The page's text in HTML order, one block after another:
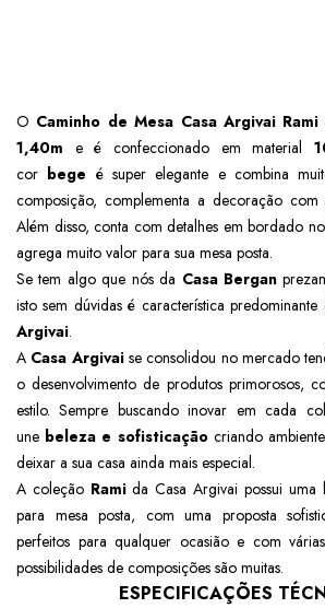
O Caminho de Mesa Casa Argivai
1,40m e é confeccionado em material
cor bege é super elegante e combina
composição, complementa a decoração com
Além disso, conta com detalhes em bordado
agrega muito valor para sua mesa posta.
Se tem algo que nós da Casa Bergan
isto sem dúvidas é característica
Argivai.
A Casa Argivaise consolidou no mercado
o desenvolvimento de produtos primorosos,
estilo. Sempre buscando inovar em cada
une beleza e sofisticaçãocriando
deixar a sua casa ainda mais especial.
A coleção Ramida Casa Argivai possui uma
para mesa posta, com uma proposta
perfeitos para qualquer ocasião e com
possibilidades de composições são muitas.
ESPECIFICAÇÕES